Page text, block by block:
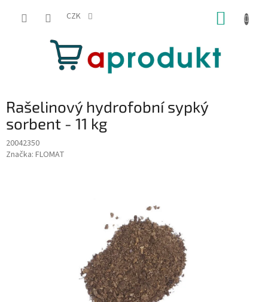
CZK
Rašelinový hydrofobní sypký
sorbent - 11 kg
20042350
Značka: FLOMAT